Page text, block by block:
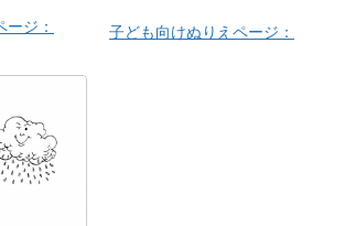
ジ： 子ども向けぬりえページ：